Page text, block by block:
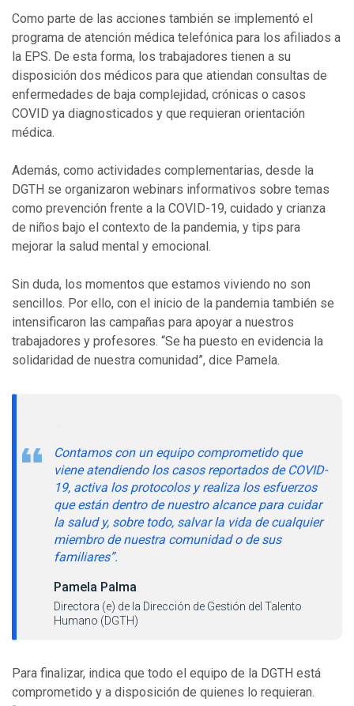
Como parte de las acciones también se implementó el
programa de atención médica telefónica para los afiliados a
la EPS. De esta forma, los trabajadores tienen a su
disposición dos médicos para que atiendan consultas de
enfermedades de baja complejidad, crónicas o casos
COVID ya diagnosticados y que requieran orientación
médica.
Además, como actividades complementarias, desde la
DGTH se organizaron webinars informativos sobre temas
como prevención frente a la COVID-19, cuidado y crianza
de niños bajo el contexto de la pandemia, y tips para
mejorar la salud mental y emocional.
Sin duda, los momentos que estamos viviendo no son
sencillos. Por ello, con el inicio de la pandemia también se
intensificaron las campañas para apoyar a nuestros
trabajadores y profesores. “Se ha puesto en evidencia la
solidaridad de nuestra comunidad”, dice Pamela.
Contamos con un equipo comprometido que
viene atendiendo los casos reportados de COVID-
19, activa los protocolos y realiza los esfuerzos
que están dentro de nuestro alcance para cuidar
la salud y, sobre todo, salvar la vida de cualquier
miembro de nuestra comunidad o de sus
familiares”.
Pamela Palma
Directora (e) de la Dirección de Gestión del Talento
Humano (DGTH)
Para finalizar, indica que todo el equipo de la DGTH está
comprometido y a disposición de quienes lo requieran.